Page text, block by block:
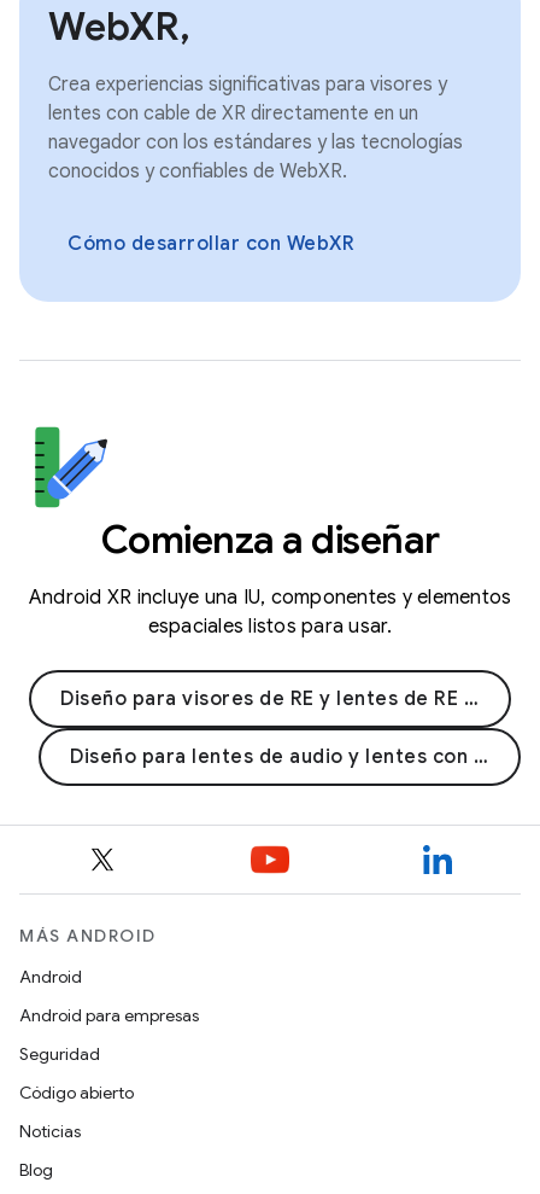
WebXR,
Crea experiencias significativas para visores y
lentes con cable de XR directamente en un
navegador con los estándares y las tecnologías
conocidos y confiables de WebXR.
Cómo desarrollar con WebXR
Comienza a diseñar
Android XR incluye una IU, componentes y elementos
espaciales listos para usar.
Diseño para visores de RE y lentes de RE con cable
Diseño para lentes de audio y lentes con pantalla
MÁS ANDROID
Android
Android para empresas
Seguridad
Código abierto
Noticias
Blog